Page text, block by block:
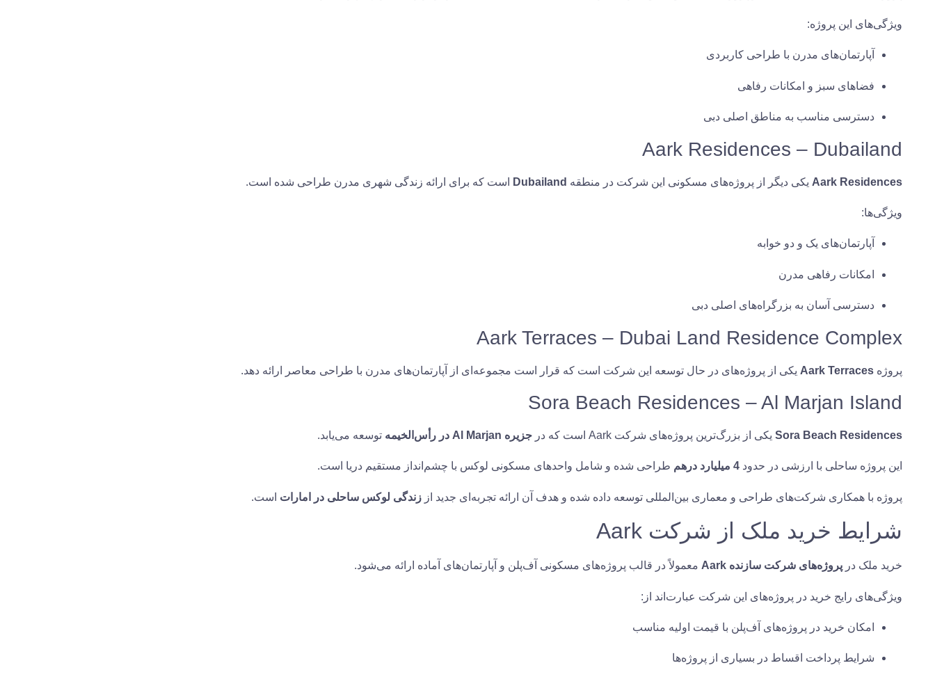
ویژگی‌های این پروژه:
آپارتمان‌های مدرن با طراحی کاربردی
فضاهای سبز و امکانات رفاهی
دسترسی مناسب به مناطق اصلی دبی
Aark Residences – Dubailand
Aark Residences یکی دیگر از پروژه‌های مسکونی این شرکت در منطقه Dubailand است که برای ارائه زندگی شهری مدرن طراحی شده است.
ویژگی‌ها:
آپارتمان‌های یک و دو خوابه
امکانات رفاهی مدرن
دسترسی آسان به بزرگراه‌های اصلی دبی
Aark Terraces – Dubai Land Residence Complex
پروژه Aark Terraces یکی از پروژه‌های در حال توسعه این شرکت است که قرار است مجموعه‌ای از آپارتمان‌های مدرن با طراحی معاصر ارائه دهد.
Sora Beach Residences – Al Marjan Island
Sora Beach Residences یکی از بزرگ‌ترین پروژه‌های شرکت Aark است که در جزیره Al Marjan در رأس‌الخیمه توسعه می‌یابد.
این پروژه ساحلی با ارزشی در حدود 4 میلیارد درهم طراحی شده و شامل واحدهای مسکونی لوکس با چشم‌انداز مستقیم دریا است.
پروژه با همکاری شرکت‌های طراحی و معماری بین‌المللی توسعه داده شده و هدف آن ارائه تجربه‌ای جدید از زندگی لوکس ساحلی در امارات است.
شرایط خرید ملک از شرکت Aark
خرید ملک در پروژه‌های شرکت سازنده Aark معمولاً در قالب پروژه‌های مسکونی آف‌پلن و آپارتمان‌های آماده ارائه می‌شود.
ویژگی‌های رایج خرید در پروژه‌های این شرکت عبارت‌اند از:
امکان خرید در پروژه‌های آف‌پلن با قیمت اولیه مناسب
شرایط پرداخت اقساط در بسیاری از پروژه‌ها